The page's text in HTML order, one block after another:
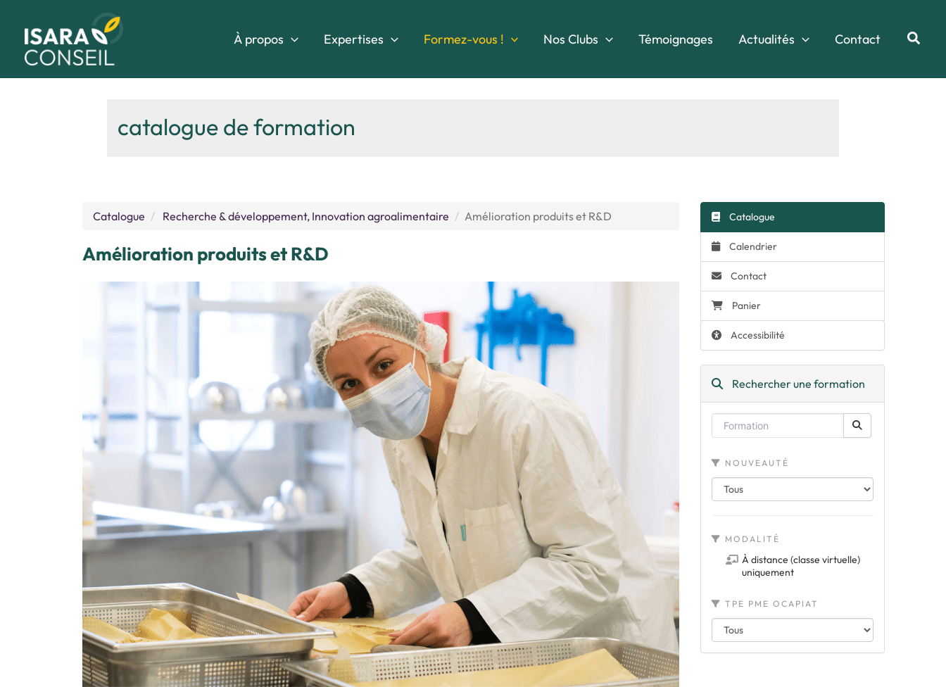
contenu
À propos Expertises Formez-vous ! Nos Clubs Témoignages Actualités Contact
catalogue de formation
Catalogue Recherche & développement, Innovation agroalimentaire Amélioration produits et R&D
Amélioration produits et R&D
Catalogue
Calendrier
Contact
Panier
Accessibilité
Rechercher une formation
NOUVEAUTÉ
MODALITÉ
À distance (classe virtuelle)
uniquement
TPE PME OCAPIAT